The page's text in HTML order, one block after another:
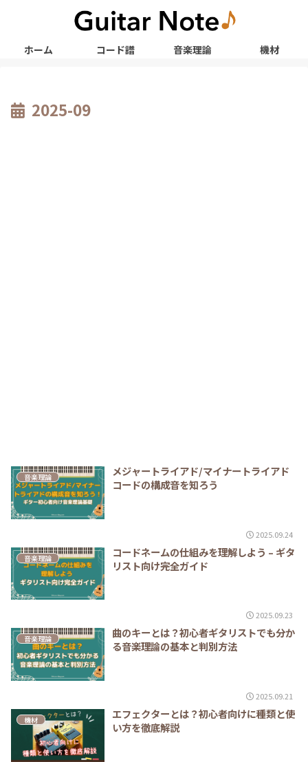
ホーム コード譜 音楽理論 機材
2025-09
音楽理論
メジャートライアド/マイナートライアド
コードの構成音を知ろう
2025.09.24
音楽理論
コードネームの仕組みを理解しよう – ギタ
リスト向け完全ガイド
2025.09.23
音楽理論
曲のキーとは？初心者ギタリストでも分か
る音楽理論の基本と判別方法
2025.09.21
機材
エフェクターとは？初心者向けに種類と使
い方を徹底解説